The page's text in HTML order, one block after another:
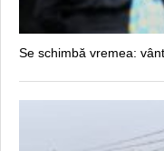
Se schimbă vremea: